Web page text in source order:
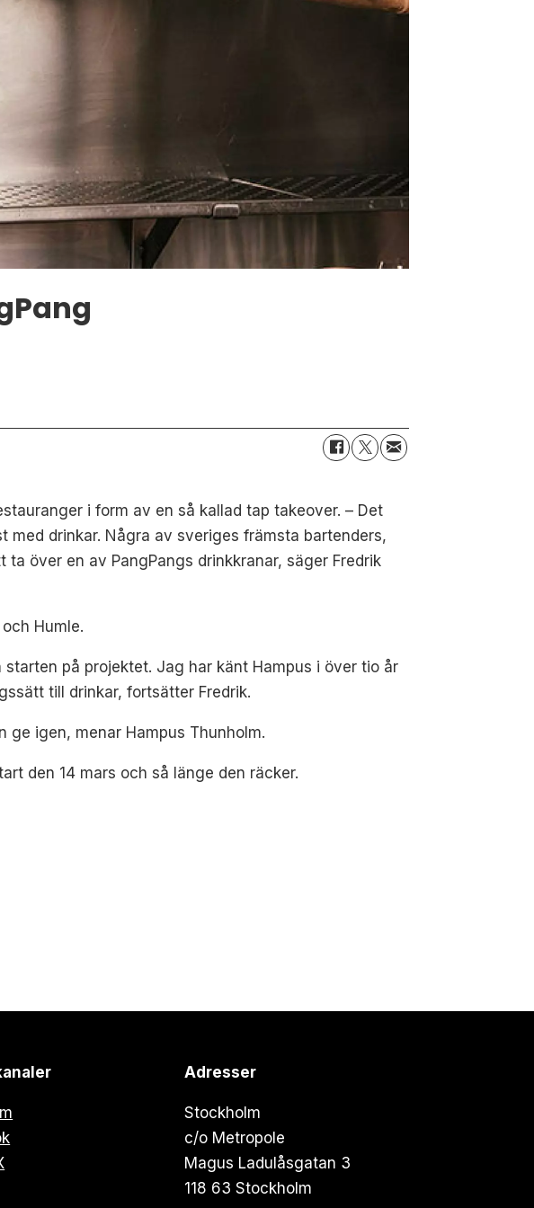
i form av en så kallad tap takeover. – Det
drinkar. Några av sveriges främsta bartenders,
över en av PangPangs drinkkranar, säger Fredrik
Humle.
på projektet. Jag har känt Hampus i över tio år
till drinkar, fortsätter Fredrik.
ge igen, menar Hampus Thunholm.
den 14 mars och så länge den räcker.
Adresser
Stockholm
c/o Metropole
Magus Ladulåsgatan 3
118 63 Stockholm